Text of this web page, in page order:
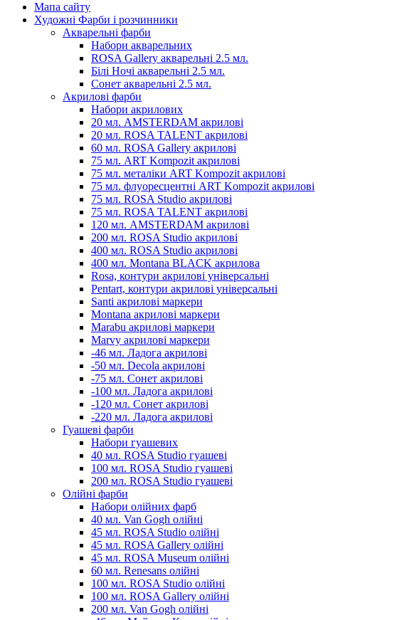
Мапа сайту
Художні Фарби і розчинники
Акварельні фарби
Набори акварельних
ROSA Gallery акварельні 2.5 мл.
Білі Ночі акварельні 2.5 мл.
Сонет акварельні 2.5 мл.
Акрилові фарби
Набори акрилових
20 мл. AMSTERDAM акрилові
20 мл. ROSA TALENT акрилові
60 мл. ROSA Gallery акрилові
75 мл. ART Kompozit акрилові
75 мл. металіки ART Kompozit акрилові
75 мл. флуоресцентні ART Kompozit акрилові
75 мл. ROSA Studio акрилові
75 мл. ROSA TALENT акрилові
120 мл. AMSTERDAM акрилові
200 мл. ROSA Studio акрилові
400 мл. ROSA Studio акрилові
400 мл. Montana BLACK акрилова
Rosa, контури акрилові універсальні
Pentart, контури акрилові універсальні
Santi акрилові маркери
Montana акрилові маркери
Marabu акрилові маркери
Marvy акрилові маркери
-46 мл. Ладога акрилові
-50 мл. Decola акрилові
-75 мл. Сонет акрилові
-100 мл. Ладога акрилові
-120 мл. Сонет акрилові
-220 мл. Ладога акрилові
Гуашеві фарби
Набори гуашевих
40 мл. ROSA Studio гуашеві
100 мл. ROSA Studio гуашеві
200 мл. ROSA Studio гуашеві
Олійні фарби
Набори олійних фарб
40 мл. Van Gogh олійні
45 мл. ROSA Studio олійні
45 мл. ROSA Gallery олійні
45 мл. ROSA Museum олійні
60 мл. Renesans олійні
100 мл. ROSA Studio олійні
100 мл. ROSA Gallery олійні
200 мл. Van Gogh олійні